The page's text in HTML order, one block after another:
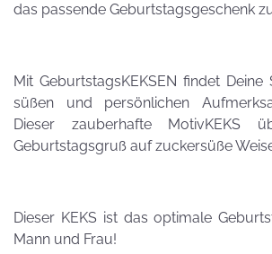
das passende Geburtstagsgeschenk
Mit GeburtstagsKEKSEN findet
süßen und persönlichen
Dieser zauberhafte MotivKEKS
Geburtstagsgruß auf zuckersüße
Dieser KEKS ist das optimale
Mann und Frau!